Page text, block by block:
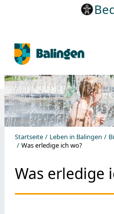
Startseite Leben in Balingen
Was erledige ich wo?
Was erledige